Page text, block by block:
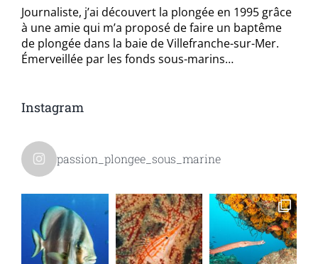
Journaliste, j’ai découvert la plongée en 1995 grâce
à une amie qui m’a proposé de faire un baptême
de plongée dans la baie de Villefranche-sur-Mer.
Émerveillée par les fonds sous-marins…
Instagram
passion_plongee_sous_marine